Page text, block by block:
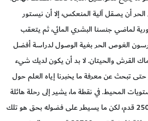
أن يصقل آلية المنعكس، إلا أن نيستور
لماضي جنسنا البشري المائي، ثم يتعقب
الغوص الحر بغية الوصول لدراسة أفضل
القرش والحيتان. لا بد أن يكون لديك شيء
تبحث عن معرفة ما يخبرنا إياه العلم حول
المحيط. في نقطة ما، يشير إلى رحلة هائلة
في غواصة لعمق 2500 قدم، لكن ما يسيطر على فضوله بحق هو تلك